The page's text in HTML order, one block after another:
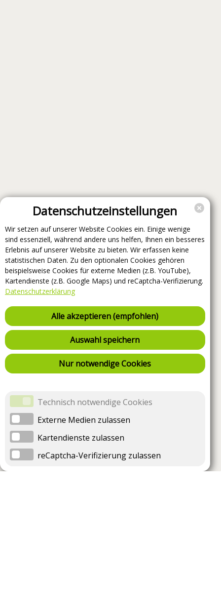
Datenschutzeinstellungen
Wir setzen auf unserer Website Cookies ein. Einige wenige
sind essenziell, während andere uns helfen, Ihnen ein besseres
Erlebnis auf unserer Website zu bieten. Wir erfassen keine
statistischen Daten. Zu den optionalen Cookies gehören
beispielsweise Cookies für externe Medien (z.B. YouTube),
Kartendienste (z.B. Google Maps) und reCaptcha-Verifizierung.
Datenschutzerklärung
Alle akzeptieren (empfohlen)
Auswahl speichern
Nur notwendige Cookies
Technisch notwendige Cookies
Externe Medien zulassen
Kartendienste zulassen
reCaptcha-Verifizierung zulassen